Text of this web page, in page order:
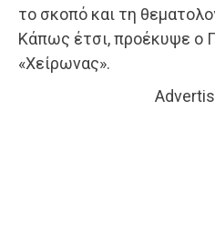
το σκοπό και τη
Κάπως έτσι, προέκυψε ο
«Χείρωνας».